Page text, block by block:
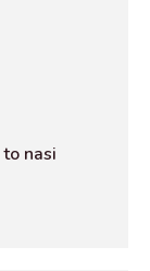
nasi